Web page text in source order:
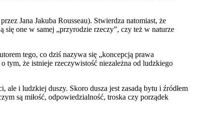
Jana Jakuba Rousseau). Stwierdza natomiast, że
one w samej „przyrodzie rzeczy”, czy też w naturze
tego, co dziś nazywa się „koncepcją prawa
tym, że istnieje rzeczywistość niezależna od ludzkiego
ale i ludzkiej duszy. Skoro dusza jest zasadą bytu i źródłem
są miłość, odpowiedzialność, troska czy porządek